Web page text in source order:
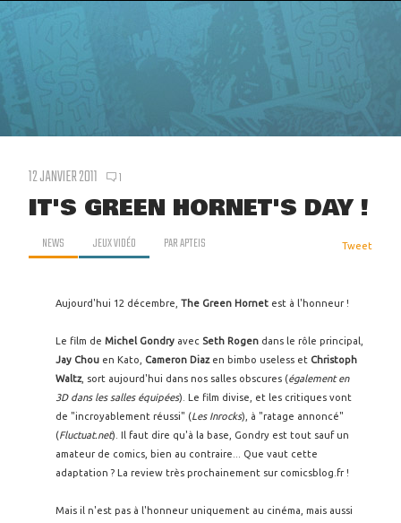
12 JANVIER 2011 1
IT'S GREEN HORNET'S DAY !
NEWS JEUX VIDÉO PARAPTEIS Tweet
Aujourd'hui 12 décembre, The Green Hornet est à l'honneur !
Le film de Michel Gondry avec Seth Rogen dans le rôle principal,
Jay Chou en Kato, Cameron Diaz en bimbo useless et Christoph
Waltz, sort aujourd'hui dans nos salles obscures (également en
3D dans les salles équipées). Le film divise, et les critiques vont
de "incroyablement réussi" (Les Inrocks), à "ratage annoncé"
(Fluctuat.net). Il faut dire qu'à la base, Gondry est tout sauf un
amateur de comics, bien au contraire... Que vaut cette
adaptation ? La review très prochainement sur comicsblog.fr !
Mais il n'est pas à l'honneur uniquement au cinéma, mais aussi